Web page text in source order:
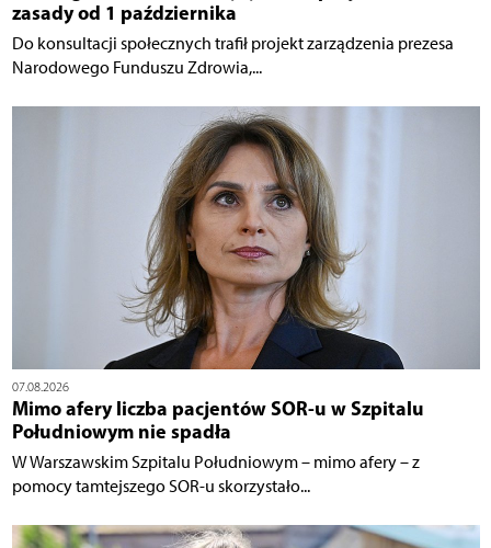
zasady od 1 października
Do konsultacji społecznych trafił projekt zarządzenia prezesa
Narodowego Funduszu Zdrowia,...
07.08.2026
Mimo afery liczba pacjentów SOR-u w Szpitalu
Południowym nie spadła
W Warszawskim Szpitalu Południowym – mimo afery – z
pomocy tamtejszego SOR-u skorzystało...